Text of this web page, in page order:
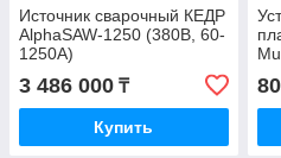
Источник сварочный КЕДР
AlphaSAW-1250 (380В, 60-
1250А)
3 486 000 ₸
Купить